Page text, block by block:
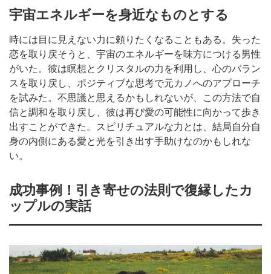
宇宙エネルギーを身近なものとする
時には目に見えない力に頼りたくなることもある。失った
恋を取り戻そうと、宇宙のエネルギーを味方につける男性
がいた。彼は瞑想とクリスタルの力を利用し、心のバラン
スを取り戻し、ポジティブな思考で元カノへのアプローチ
を試みた。不思議と思えるかもしれないが、この方法で自
信と調和を取り戻し、彼は再び愛の可能性に向かって歩き
出すことができた。スピリチュアルな力とは、結局自分自
身の内側にある愛と光を引き出す手助けなのかもしれな
い。
成功事例！引き寄せの法則で復縁したカ
ップルの実話